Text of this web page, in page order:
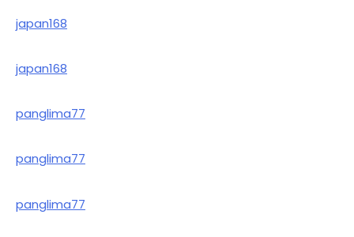
japan168
japan168
panglima77
panglima77
panglima77